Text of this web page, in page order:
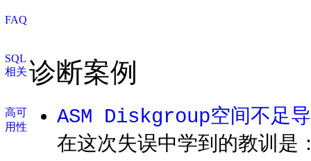
FAQ
SQL
相关
高可
用性
诊断案例
ASM Diskgroup空间不足
在这次失误中学到的教训是